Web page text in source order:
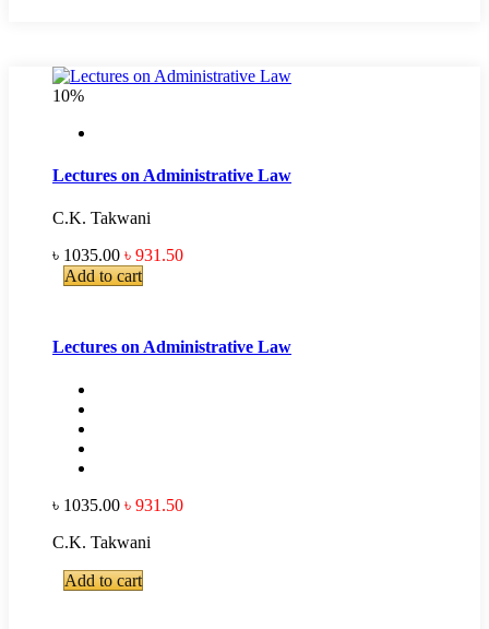
10%
Lectures on Administrative Law
C.K. Takwani
৳ 1035.00 ৳ 931.50
Add to cart
Lectures on Administrative Law
৳ 1035.00 ৳ 931.50
C.K. Takwani
Add to cart